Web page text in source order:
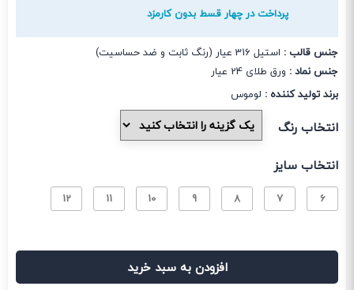
پرداخت در چهار قسط بدون کارمزد
جنس قالب : استیل 316 عیار (رنگ ثابت و ضد حساسیت)
جنس نماد : ورق طلای 24 عیار
برند تولید کننده : لوموس
انتخاب رنگ
انتخاب سایز
6
7
8
9
10
11
12
افزودن به سبد خرید